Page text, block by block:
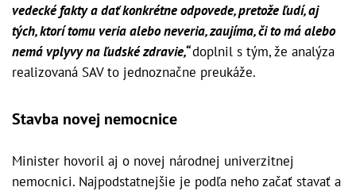
vedecké fakty a dať konkrétne odpovede, pretože ľudí, aj
tých, ktorí tomu veria alebo neveria, zaujíma, či to má alebo
nemá vplyvy na ľudské zdravie,“doplnil s tým, že analýza
realizovaná SAV to jednoznačne preukáže.
Stavba novej nemocnice
Minister hovoril aj o novej národnej univerzitnej
nemocnici. Najpodstatnejšie je podľa neho začať stavať a